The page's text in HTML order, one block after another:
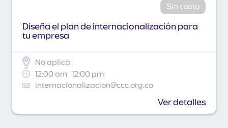
Sin costo
Diseña el plan de internacionalización para
tu empresa
No aplica
12:00 am 12:00 pm
internacionalizacion@ccc.org.co
Ver detalles